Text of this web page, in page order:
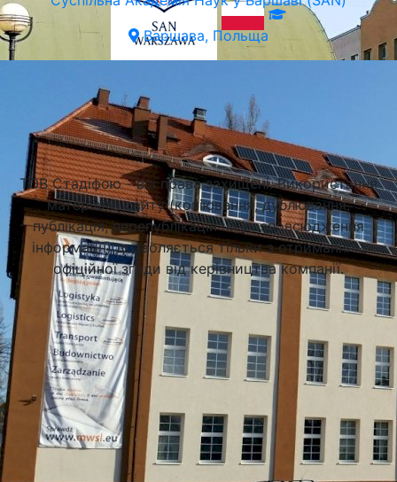
Академія Фінансів та Бізнесу Vistula у Варшаві (Vistula
University)
Варшава, Польща
Варшава, Польща
Підібрати університет
ТОВ Стадіфою - всі права захищені. Використання
матеріалів сайту (копіювання, дублювання,
публікація, перепублікація чи розповсюдження
інформації) дозволяється тільки з отриманням
офіційної згоди від керівництва компанії.